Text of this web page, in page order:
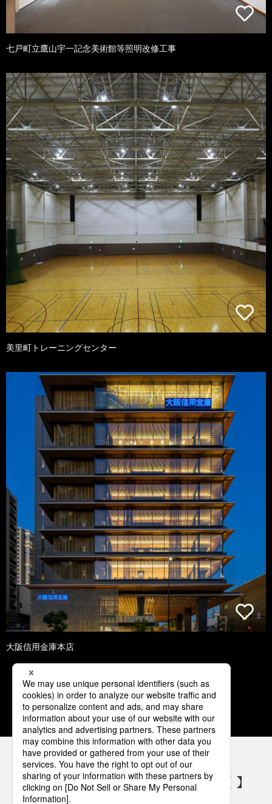
七戸町立鷹山宇一記念美術館等照明改修工事
美里町トレーニングセンター
大阪信用金庫本店
1 2 3 4 5
パナソニックの電気設備 SNSアカウント